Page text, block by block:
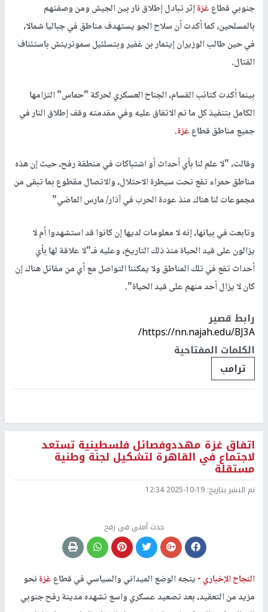
جنوبي قطاعغزةإثر تبادل إطلاق نار بين الجيش ومن وصفتهم
بالمسلحين، كما أكدت أن سلاح الجو يستهدف مناطق في جباليا شمالا،
في حين طالب الوزيران إيتمار بن غفير وبتسلئيل سموتريتش باستئناف
القتال.
بينما أكدت كتائب القسام، الجناح العسكري لحركة "حماس" التزامها
الكامل بتنفيذ كل ما تم الاتفاق عليه وفي مقدمته وقف إطلاق النار في
جميع مناطق قطاعغزة.
وقالت، "لا علم لنا بأي أحداث أو اشتباكات في منطقة رفح، حيث إن هذه
مناطق حمراء تقع تحت سيطرة الاحتلال، والاتصال مقطوع بما تبقى من
مجموعات لنا هناك منذ عودة الحرب في آذار/ مارس الماضي"
وتابعت في بيانها، إنه لا معلومات لديها إن كانوا قد استشهدوا أم لا
يزالون على قيد الحياة منذ ذلك التاريخ، وعليه فـ"لا علاقة لها بأي
أحداث تقع في تلك المناطق ولا يمكننا التواصل مع أي من مقاتل هناك إن
كان لا يزال أحد منهم على قيد الحياة".
رابط قصير
https://nn.najah.edu/BJ3A/
الكلمات المفتاحية
ترامب
اتفاق غزة مهددوفصائل فلسطينية تستعد
لاجتماع في القاهرة لتشكيل لجنة وطنية
مستقلة
تم النشر بتاريخ: 2025-10-19 12:34